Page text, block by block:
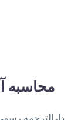
محاسبه
دارالترجمه